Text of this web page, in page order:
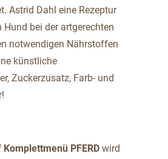
Astrid Dahl eine Rezeptur
bei der artgerechten
notwendigen Nährstoffen
künstliche
Zuckerzusatz, Farb- und
Komplettmenü PFERD wird